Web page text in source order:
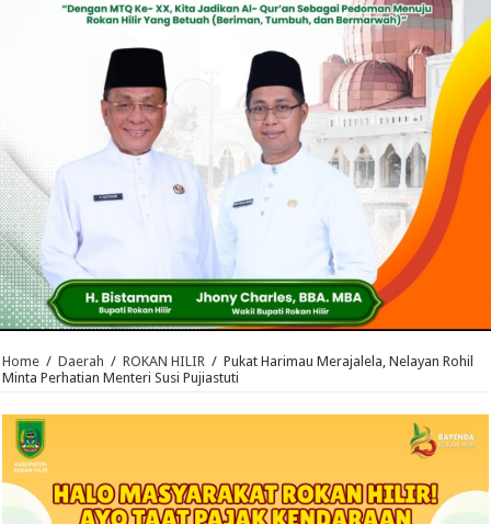
Home / Daerah / ROKAN HILIR / Pukat Harimau Merajalela, Nelayan Rohil
Minta Perhatian Menteri Susi Pujiastuti